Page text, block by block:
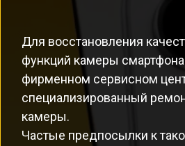
Для восстановления
функций камеры смартфона
фирменном сервисном
специализированный
камеры.
Частые предпосылки к